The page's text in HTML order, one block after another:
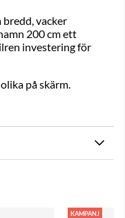
vacker
200 cm ett
investering för
på skärm.
KAMPANJ